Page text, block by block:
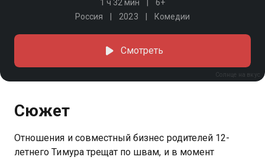
1 ч 32 мин
6+
Россия
2023 Комедии
Солнце на вкус
Смотреть
Сюжет
Отношения и совместный бизнес родителей 12-
летнего Тимура трещат по швам, и в момент